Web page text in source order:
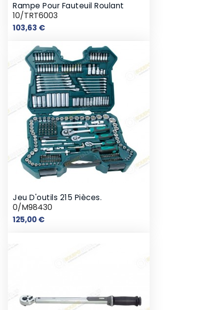
Rampe Pour Fauteuil Roulant
10/TRT6003
103,63 €Prix
Jeu D'outils 215 Pièces.
0/M98430
125,00 €Prix